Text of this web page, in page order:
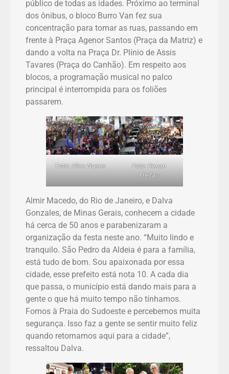
público de todas as idades. Próximo ao terminal
dos ônibus, o bloco Burro Van fez sua
concentração para tomar as ruas, passando em
frente à Praça Agenor Santos (Praça da Matriz) e
dando a volta na Praça Dr. Plínio de Assis
Tavares (Praça do Canhão). Em respeito aos
blocos, a programação musical no palco
principal é interrompida para os foliões
passarem.
Foto: Alice Nunes
Foto: Renan
Freitas
Almir Macedo, do Rio de Janeiro, e Dalva
Gonzales, de Minas Gerais, conhecem a cidade
há cerca de 50 anos e parabenizaram a
organização da festa neste ano. “Muito lindo e
tranquilo. São Pedro da Aldeia é para a família,
está tudo de bom. Sou apaixonada por essa
cidade, esse prefeito está nota 10. A cada dia
que passa, o município está dando mais para a
gente o que há muito tempo não tínhamos.
Fomos à Praia do Sudoeste e percebemos muita
segurança. Isso faz a gente se sentir muito feliz
quando retornamos aqui para a cidade”,
ressaltou Dalva.